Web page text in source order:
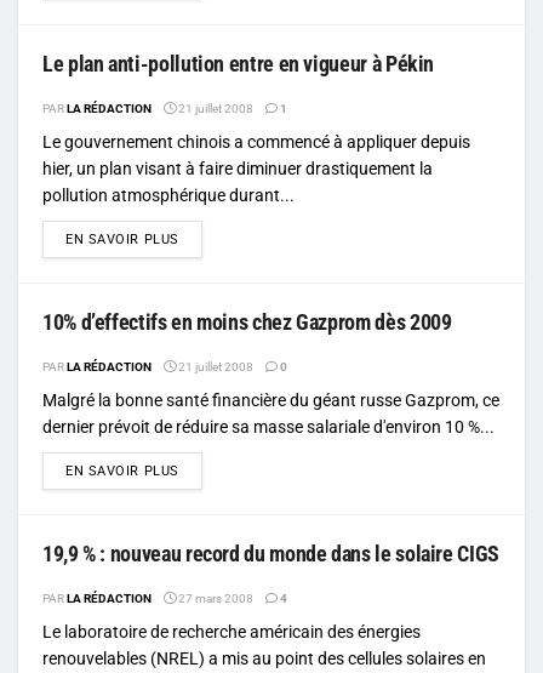
Le plan anti-pollution entre en vigueur à Pékin
PARLA RÉDACTION 21 juillet 2008 1
Le gouvernement chinois a commencé à appliquer depuis
hier, un plan visant à faire diminuer drastiquement la
pollution atmosphérique durant...
EN SAVOIR PLUS
10% d’effectifs en moins chez Gazprom dès 2009
PARLA RÉDACTION 21 juillet 2008 0
Malgré la bonne santé financière du géant russe Gazprom, ce
dernier prévoit de réduire sa masse salariale d'environ 10 %...
EN SAVOIR PLUS
19,9 % : nouveau record du monde dans le solaire CIGS
PARLA RÉDACTION 27 mars 2008 4
Le laboratoire de recherche américain des énergies
renouvelables (NREL) a mis au point des cellules solaires en